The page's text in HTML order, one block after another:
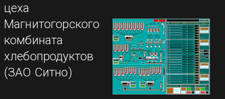
цеха
Магнитогорского
комбината
хлебопродуктов
(ЗАО Ситно)